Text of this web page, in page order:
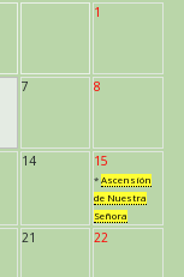
1
7 8
14 15
* Ascensión
de Nuestra
Señora
21 22